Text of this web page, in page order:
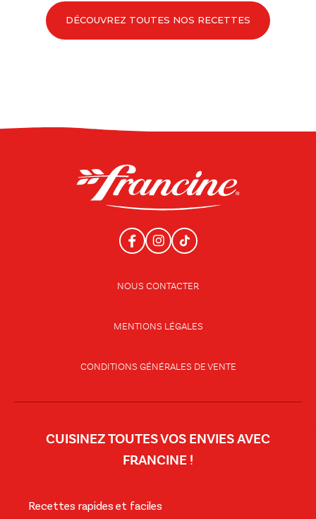
DÉCOUVREZ TOUTES NOS RECETTES
NOUS CONTACTER
MENTIONS LÉGALES
CONDITIONS GÉNÉRALES DE VENTE
CUISINEZ TOUTES VOS ENVIES AVEC
FRANCINE !
Recettes rapides et faciles